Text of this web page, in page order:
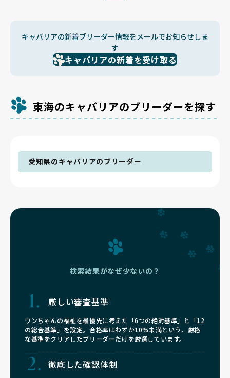
キャバリアの新着ブリーダー情報をメールでお知らせしま
す
キャバリアの新着を受け取る
東海のキャバリアのブリーダーを探す
愛知県のキャバリアのブリーダー
検索結果がなぜ少ないの？
厳しい審査基準
ワンちゃんの福祉を最優先に考えた「6つの絶対基準」と「12
の総合基準」を設定。合格率はわずか10%未満という、厳格
な基準をクリアしたブリーダーだけを厳選しています。
徹底した確認体制